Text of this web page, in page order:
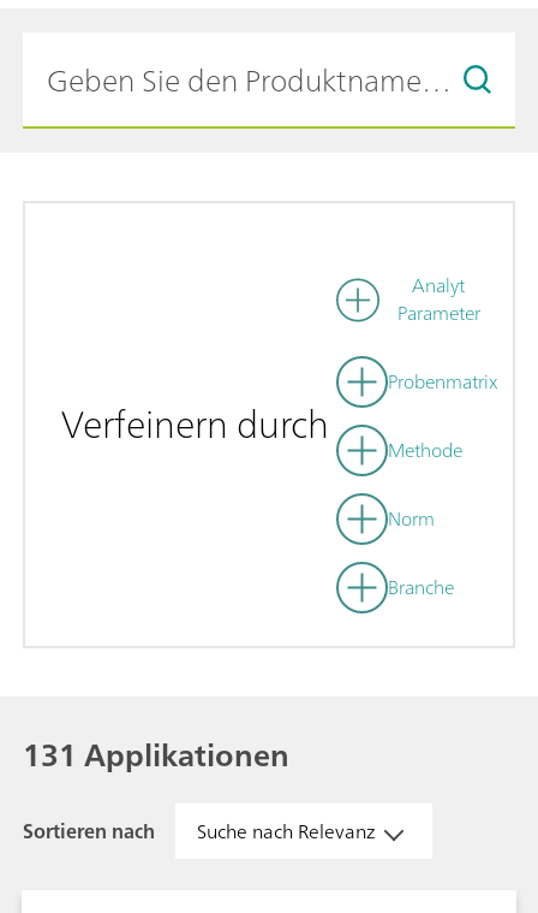
Verfeinern durch
Analyt
Parameter
Probenmatrix
Methode
Norm
Branche
131 Applikationen
Sortieren nach Suche nach Relevanz